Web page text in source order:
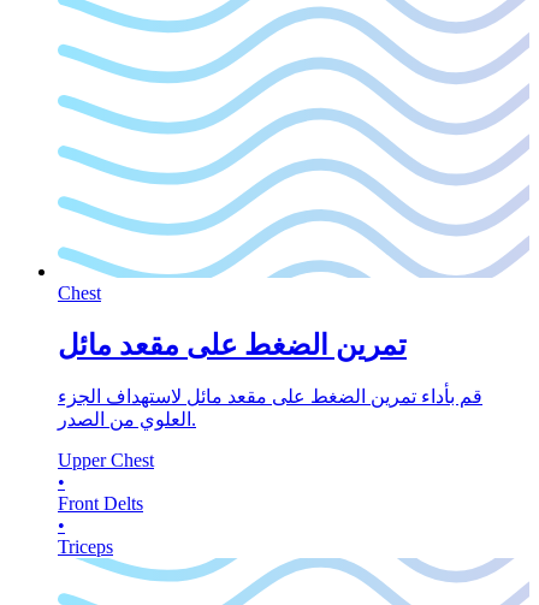
Chest
تمرين الضغط على مقعد مائل
قم بأداء تمرين الضغط على مقعد مائل لاستهداف الجزء
العلوي من الصدر.
Upper Chest
•
Front Delts
•
Triceps